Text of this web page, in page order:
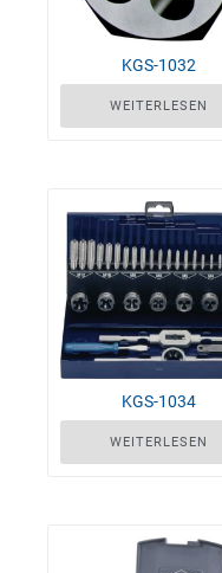
KGS-1032
WEITERLESEN
KGS-1034
WEITERLESEN